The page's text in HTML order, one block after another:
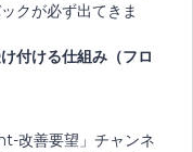
クが必ず出てきま
付ける仕組み（フロ
改善要望」チャンネ